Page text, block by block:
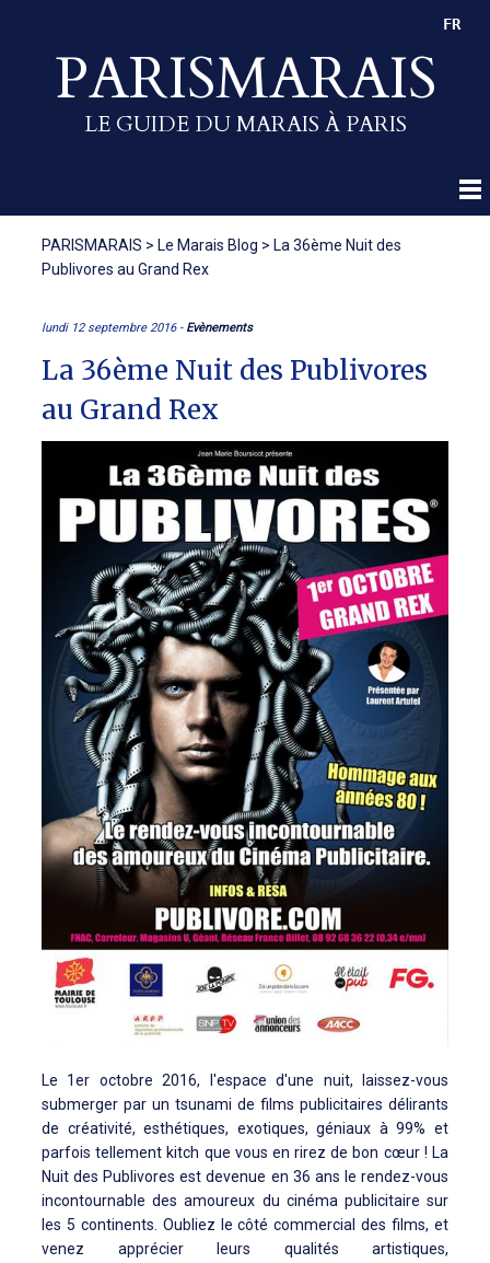
PARISMARAIS
LE GUIDE DU MARAIS À PARIS
FR
PARISMARAIS > Le Marais Blog > La 36ème Nuit des
Publivores au Grand Rex
lundi 12 septembre 2016 - Evènements
La 36ème Nuit des Publivores
au Grand Rex
Le 1er octobre 2016, l'espace d'une nuit, laissez-vous
submerger par un tsunami de films publicitaires délirants
de créativité, esthétiques, exotiques, géniaux à 99% et
parfois tellement kitch que vous en rirez de bon cœur ! La
Nuit des Publivores est devenue en 36 ans le rendez-vous
incontournable des amoureux du cinéma publicitaire sur
les 5 continents. Oubliez le côté commercial des films, et
venez apprécier leurs qualités artistiques,